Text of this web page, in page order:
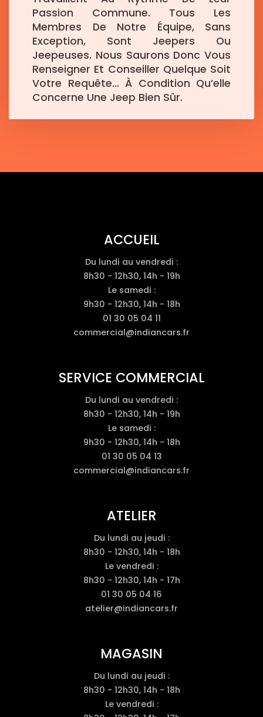
Passion Commune. Tous Les
Membres De Notre Équipe, Sans
Exception, Sont Jeepers Ou
Jeepeuses. Nous Saurons Donc Vous
Renseigner Et Conseiller Quelque Soit
Votre Requête… À Condition Qu’elle
Concerne Une Jeep Bien Sûr.
ACCUEIL
Du lundi au vendredi :
8h30 - 12h30, 14h - 19h
Le samedi :
9h30 - 12h30, 14h - 18h
01 30 05 04 11
commercial@indiancars.fr
SERVICE COMMERCIAL
Du lundi au vendredi :
8h30 - 12h30, 14h - 19h
Le samedi :
9h30 - 12h30, 14h - 18h
01 30 05 04 13
commercial@indiancars.fr
ATELIER
Du lundi au jeudi :
8h30 - 12h30, 14h - 18h
Le vendredi :
8h30 - 12h30, 14h - 17h
01 30 05 04 16
atelier@indiancars.fr
MAGASIN
Du lundi au jeudi :
8h30 - 12h30, 14h - 18h
Le vendredi :